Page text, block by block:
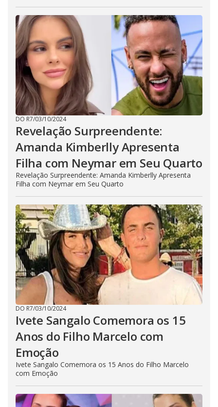
DO R7/03/10/2024
Revelação Surpreendente:
Amanda Kimberlly Apresenta
Filha com Neymar em Seu Quarto
Revelação Surpreendente: Amanda Kimberlly Apresenta
Filha com Neymar em Seu Quarto
DO R7/03/10/2024
Ivete Sangalo Comemora os 15
Anos do Filho Marcelo com
Emoção
Ivete Sangalo Comemora os 15 Anos do Filho Marcelo
com Emoção